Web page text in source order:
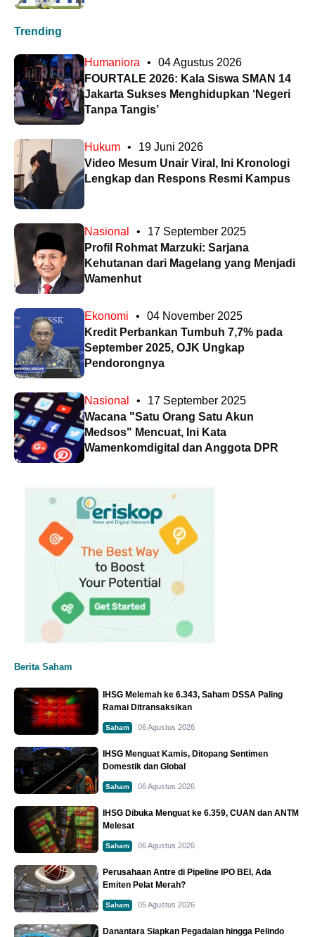
Trending
Humaniora •
04 Agustus 2026
FOURTALE 2026: Kala Siswa SMAN 14
Jakarta Sukses Menghidupkan ‘Negeri
Tanpa Tangis’
Hukum •
19 Juni 2026
Video Mesum Unair Viral, Ini Kronologi
Lengkap dan Respons Resmi Kampus
Nasional •
17 September 2025
Profil Rohmat Marzuki: Sarjana
Kehutanan dari Magelang yang Menjadi
Wamenhut
Ekonomi •
04 November 2025
Kredit Perbankan Tumbuh 7,7% pada
September 2025, OJK Ungkap
Pendorongnya
Nasional •
17 September 2025
Wacana "Satu Orang Satu Akun
Medsos" Mencuat, Ini Kata
Wamenkomdigital dan Anggota DPR
Berita Saham
IHSG Melemah ke 6.343, Saham DSSA Paling
Ramai Ditransaksikan
Saham 06 Agustus 2026
IHSG Menguat Kamis, Ditopang Sentimen
Domestik dan Global
Saham 06 Agustus 2026
IHSG Dibuka Menguat ke 6.359, CUAN dan ANTM
Melesat
Saham 06 Agustus 2026
Perusahaan Antre di Pipeline IPO BEI, Ada
Emiten Pelat Merah?
Saham 05 Agustus 2026
Danantara Siapkan Pegadaian hingga Pelindo